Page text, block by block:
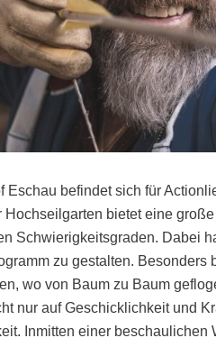
Eschau befindet sich für
Hochseilgarten bietet eine
Schwierigkeitsgraden. Dabei
zu gestalten.
wo von Baum zu Baum
nur auf Geschicklichkeit und
Inmitten einer beschaulichen